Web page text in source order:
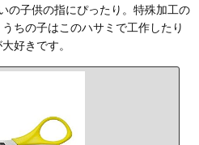
の子供の指にぴったり。特殊加工の
ちの子はこのハサミで工作したり
好きです。